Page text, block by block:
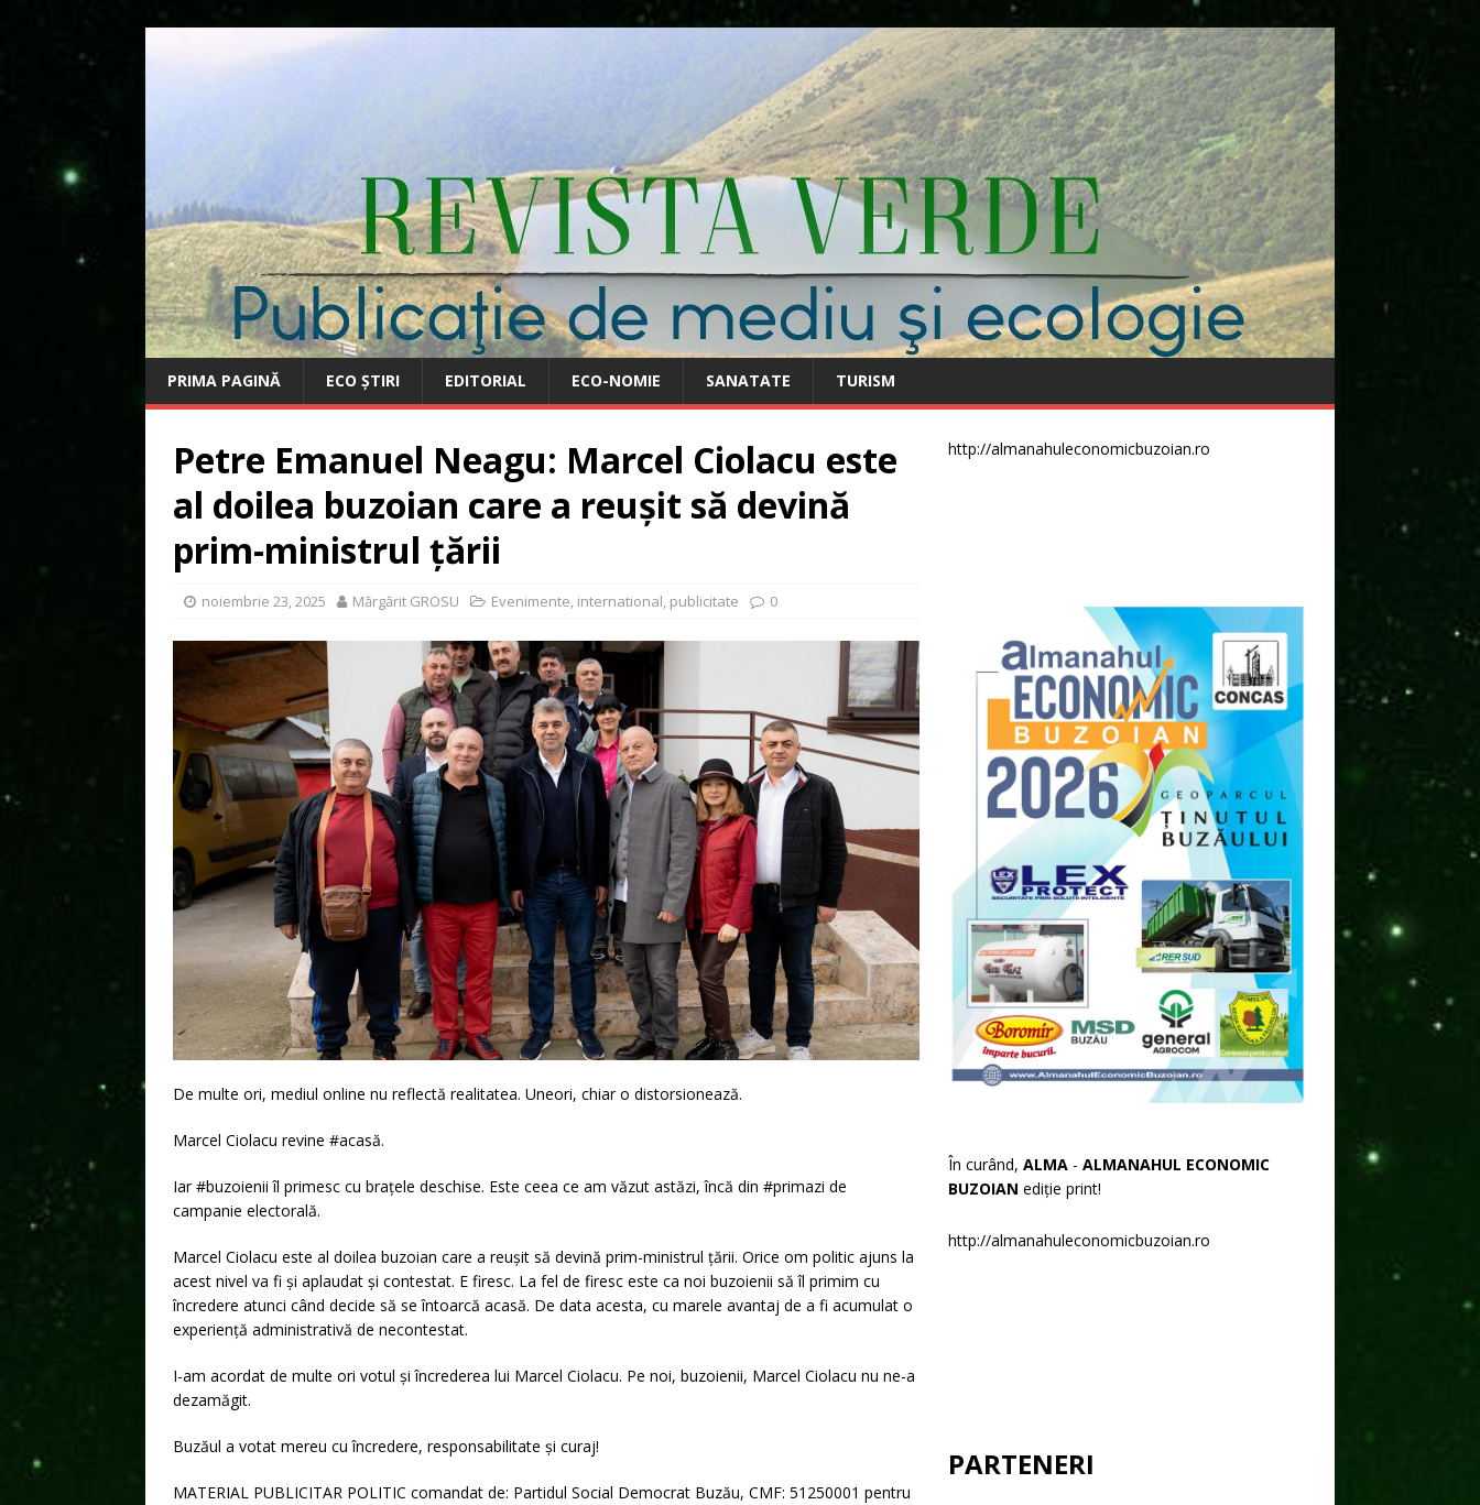
PRIMA PAGINĂ ECO ȘTIRI EDITORIAL ECO-NOMIE SANATATE TURISM
Petre Emanuel Neagu: Marcel Ciolacu este
al doilea buzoian care a reușit să devină
prim-ministrul țării
noiembrie 23, 2025 Mărgărit GROSU Evenimente, international, publicitate 0
De multe ori, mediul online nu reflectă realitatea. Uneori, chiar o distorsionează.
Marcel Ciolacu revine #acasă.
Iar #buzoienii îl primesc cu brațele deschise. Este ceea ce am văzut astăzi, încă din #primazi de
campanie electorală.
Marcel Ciolacu este al doilea buzoian care a reușit să devină prim-ministrul țării. Orice om politic ajuns la
acest nivel va fi și aplaudat și contestat. E firesc. La fel de firesc este ca noi buzoienii să îl primim cu
încredere atunci când decide să se întoarcă acasă. De data acesta, cu marele avantaj de a fi acumulat o
experiență administrativă de necontestat.
I-am acordat de multe ori votul și încrederea lui Marcel Ciolacu. Pe noi, buzoienii, Marcel Ciolacu nu ne-a
dezamăgit.
Buzăul a votat mereu cu încredere, responsabilitate și curaj!
MATERIAL PUBLICITAR POLITIC comandat de: Partidul Social Democrat Buzău, CMF: 51250001 pentru
http://almanahuleconomicbuzoian.ro
În curând, ALMA - ALMANAHUL ECONOMIC
BUZOIAN ediție print!
http://almanahuleconomicbuzoian.ro
PARTENERI